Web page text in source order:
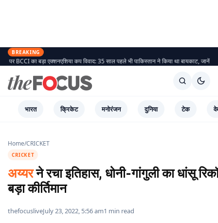
BREAKING
एशिया कप विवाद: 35 साल पहले भी पाकिस्तान ने किया था बायकाट, जानें एशिया कप के विवादनो हैंडशेक
भारत क्रिकेट मनोरंजन दुनिया टेक
Home/CRICKET
CRICKET
अय्यरने रचा इतिहास, धोनी-गांगुली का धांसू
बड़ा कीर्तिमान
thefocusliveJuly 23, 2022, 5:56 am1 min read